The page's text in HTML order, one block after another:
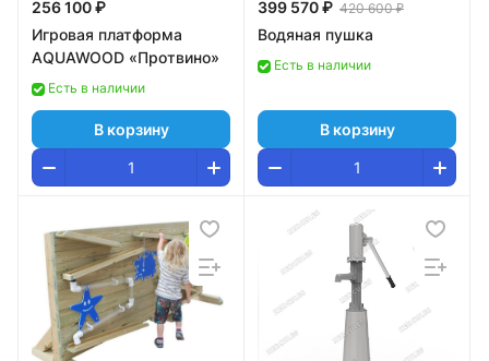
256 100 ₽
Игровая платформа
AQUAWOOD «Протвино»
Есть в наличии
В корзину
399 570 ₽ 420 600 ₽
Водяная пушка
Есть в наличии
В корзину